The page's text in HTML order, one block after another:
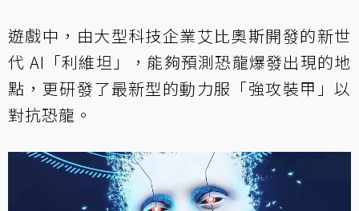
遊戲中，由大型科技企業艾比奧斯開發的新世
代 AI「利維坦」，能夠預測恐龍爆發出現的地
點，更研發了最新型的動力服「強攻裝甲」以
對抗恐龍。